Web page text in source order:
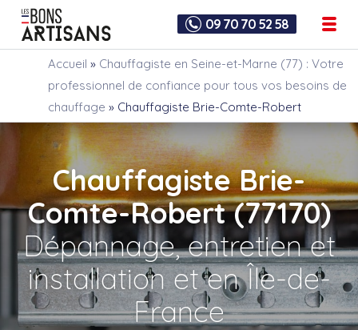
09 70 70 52 58
Accueil » Chauffagiste en Seine-et-Marne (77) : Votre
professionnel de confiance pour tous vos besoins de
chauffage » Chauffagiste Brie-Comte-Robert
Chauffagiste Brie-
Comte-Robert (77170)
Dépannage, entretien et
installation et en Île-de-
France